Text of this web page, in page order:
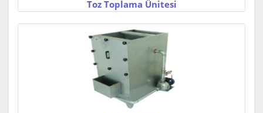
Toz Toplama Ünitesi